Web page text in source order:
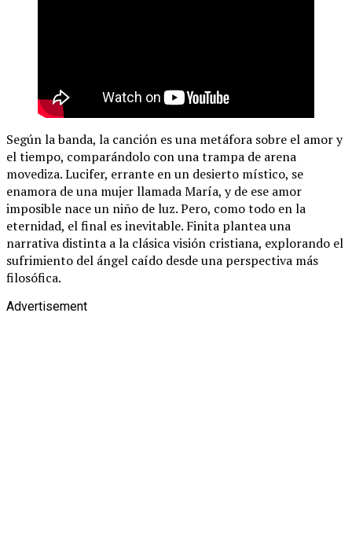
Según la banda, la canción es una metáfora sobre el amor y
el tiempo, comparándolo con una trampa de arena
movediza. Lucifer, errante en un desierto místico, se
enamora de una mujer llamada María, y de ese amor
imposible nace un niño de luz. Pero, como todo en la
eternidad, el final es inevitable. Finita plantea una
narrativa distinta a la clásica visión cristiana, explorando el
sufrimiento del ángel caído desde una perspectiva más
filosófica.
Advertisement